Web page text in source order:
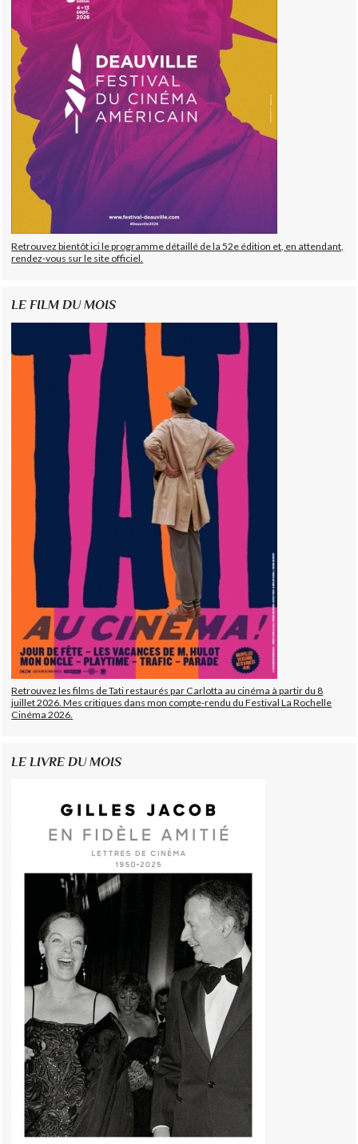
Retrouvez bientôt ici le programme détaillé de la 52e édition et, en attendant,
rendez-vous sur le site officiel.
LE FILM DU MOIS
Retrouvez les films de Tati restaurés par Carlotta au cinéma à partir du 8
juillet 2026. Mes critiques dans mon compte-rendu du Festival La Rochelle
Cinéma 2026.
LE LIVRE DU MOIS